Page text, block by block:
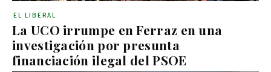
La UCO irrumpe en Ferraz en una
investigación por presunta
financiación ilegal del PSOE
EL LIBERAL